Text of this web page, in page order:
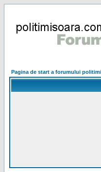
Pagina de start a forumului